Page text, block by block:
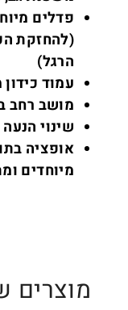
פדלים
(להחזקת
הרגל)
עמוד
מושב רחב
שינוי הנעה
אופציה
מיוחדים
מוצרים